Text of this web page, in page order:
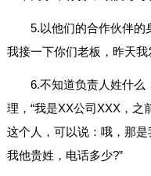
5.以他们的合作伙伴的
我接一下你们老板，昨天我
6.不知道负责人姓什么
理，“我是XX公司XXX，之
这个人，可以说：哦，那
我他贵姓，电话多少?”